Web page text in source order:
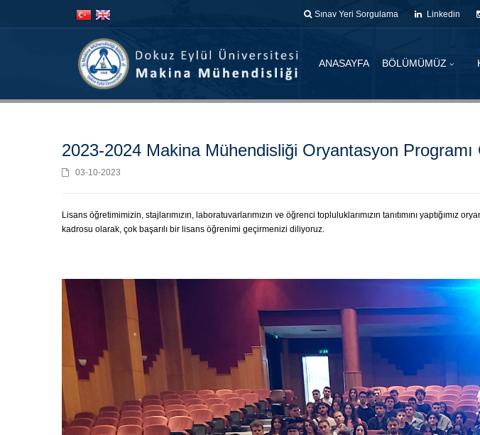
Sınav Yeri Sorgulama Linkedin
ANASAYFA BÖLÜMÜMÜZ
2023-2024 Makina Mühendisliği Oryantasyon Programı
03-10-2023
Lisans öğretimimizin, stajlarımızın, laboratuvarlarımızın ve öğrenci topluluklarımızın tanıtımını
kadrosu olarak, çok başarılı bir lisans öğrenimi geçirmenizi diliyoruz.